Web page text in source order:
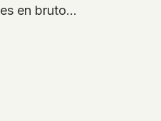
en bruto…